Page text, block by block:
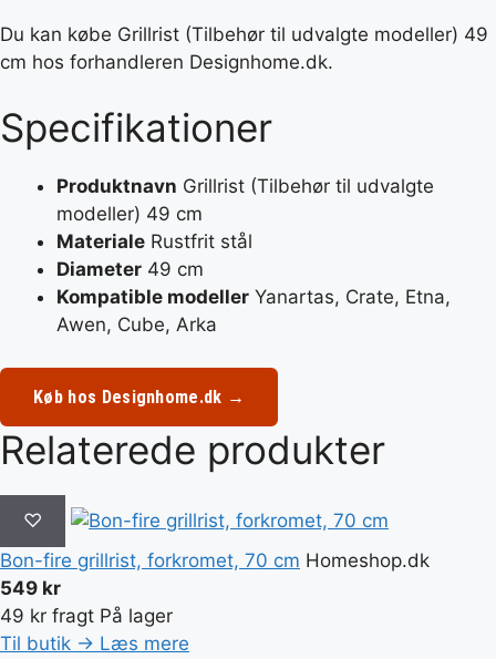
Du kan købe Grillrist (Tilbehør til udvalgte modeller) 49
cm hos forhandleren Designhome.dk.
Specifikationer
Produktnavn Grillrist (Tilbehør til udvalgte
modeller) 49 cm
Materiale Rustfrit stål
Diameter 49 cm
Kompatible modeller Yanartas, Crate, Etna,
Awen, Cube, Arka
Køb hos Designhome.dk →
Relaterede produkter
♡
Bon-fire grillrist, forkromet, 70 cm Homeshop.dk
549 kr
49 kr fragt På lager
Til butik → Læs mere